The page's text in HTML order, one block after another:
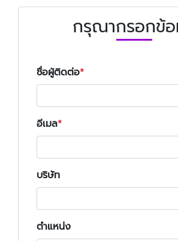
กรุณากรอกข้
ชื่อผู้ติดต่อ
อีเมล
บริษัท
ตำแหน่ง